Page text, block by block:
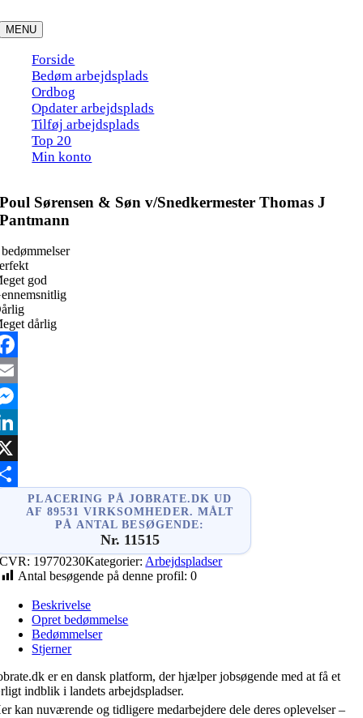
to
content
MENU
Forside
Bedøm arbejdsplads
Ordbog
Opdater arbejdsplads
Tilføj arbejdsplads
Top 20
Min konto
Poul Sørensen & Søn v/Snedkermester Thomas J
Pantmann
god
dårlig
PLACERING PÅ JOBRATE.DK UD
AF 89531 VIRKSOMHEDER. MÅLT
PÅ ANTAL BESØGENDE:
Nr. 11515
CVR: 19770230Kategorier: Arbejdspladser
Antal besøgende på denne profil: 0
Beskrivelse
Opret bedømmelse
Bedømmelser
Stjerner
er en dansk platform, der hjælper jobsøgende med at få et
indblik i landets arbejdspladser.
kan nuværende og tidligere medarbejdere dele deres oplevelser –